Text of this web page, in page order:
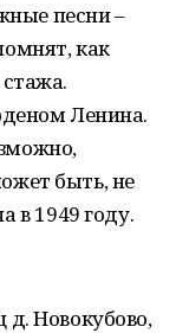
песни –
как
Ленина.
быть, не
в 1949 году.
Новокубово,